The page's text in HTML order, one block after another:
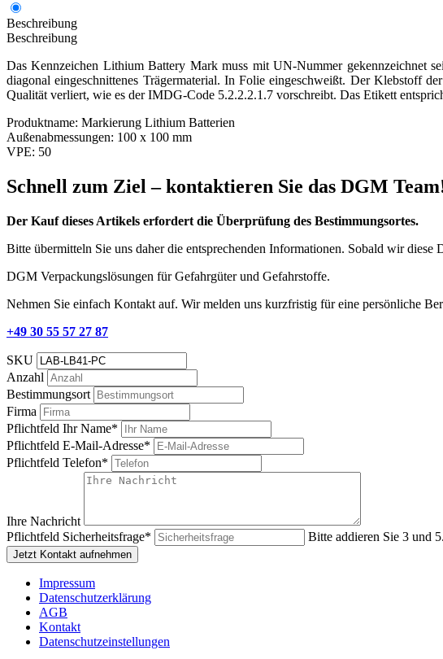
Beschreibung
Beschreibung
Das Kennzeichen Lithium Battery Mark muss mit UN-Nummer gekennzeichnet
diagonal eingeschnittenes Trägermaterial. In Folie eingeschweißt. Der Klebstoff
Qualität verliert, wie es der IMDG-Code 5.2.2.2.1.7 vorschreibt. Das Etikett
Produktname: Markierung Lithium Batterien
Außenabmessungen: 100 x 100 mm
VPE: 50
Schnell zum Ziel – kontaktieren Sie das DGM
Der Kauf dieses Artikels erfordert die Überprüfung des Bestimmungsortes.
Bitte übermitteln Sie uns daher die entsprechenden Informationen. Sobald wir diese
DGM Verpackungslösungen für Gefahrgüter und Gefahrstoffe.
Nehmen Sie einfach Kontakt auf. Wir melden uns kurzfristig für eine persönliche
+49 30 55 57 27 87
SKU
Anzahl
Bestimmungsort
Firma
Pflichtfeld Ihr Name*
Pflichtfeld E-Mail-Adresse*
Pflichtfeld Telefon*
Ihre Nachricht
Pflichtfeld Sicherheitsfrage* Bitte addieren Sie 3 und 5.
Jetzt Kontakt aufnehmen
Impressum
Datenschutzerklärung
AGB
Kontakt
Datenschutzeinstellungen